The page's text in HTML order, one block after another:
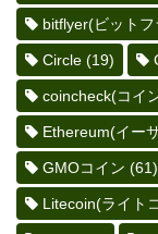
bitflyer(ビット
Circle (19)
coincheck(コイ
Ethereum(イー
GMOコイン (61)
Litecoin(ライト